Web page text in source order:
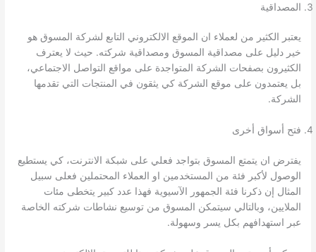
المصداقية
يعتبر الكثير من لعملاء ان الموقع الالكتروني التابع لشركة المسوق هو
خير دليل على مصداقية المسوق ومصداقية شركته. حيث لا يعترف
الكثيرون بصفحات الشركة المتواجدة على مواقع التواصل الاجتماعي،
بل يعتمدون على موقع الشركة كي يثقون في المنتجات التي تقدمها
الشركة.
فتح أسواق أخرى
يفترض ان يتمتع المسوق بتواجد فعلي على شبكة الانترنت، كي يستطيع
الوصول لأكبر فئة من المستخدمين او العملاء المحتملين فعلى سبيل
المثال إن ذكرنا فئة الجمهور الآسيوية فهذا عدد كبير يتخطى مئات
الملايين، وبالتالي سيتمكن المسوق من توسيع نشاطات شركته الخاصة
عبر استهدافهم بكل يسر وسهولة.